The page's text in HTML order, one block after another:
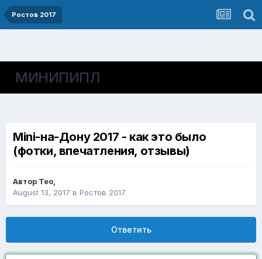
Ростов 2017
МИНИПИПЛ
Mini-на-Дону 2017 - как это было
(фотки, впечатления, отзывы)
Автор Тео,
August 13, 2017 в Ростов 2017
Ответить